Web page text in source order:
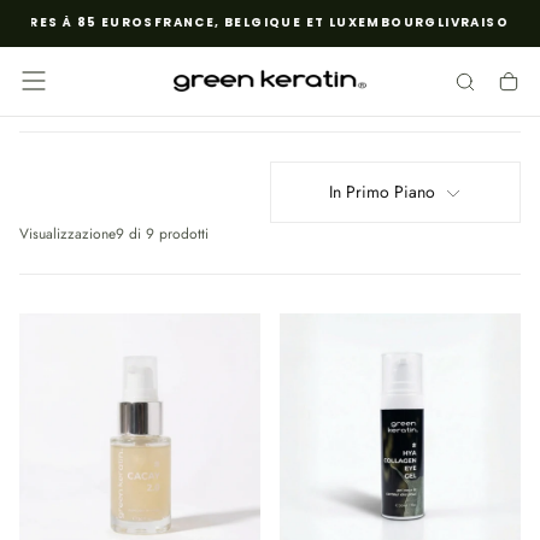
SALTA
CONTENUTO
À 85 EUROSFRANCE, BELGIQUE ET LUXEMBOURGLIVRAISON
In Primo Piano
Visualizzazione9 di 9 prodotti